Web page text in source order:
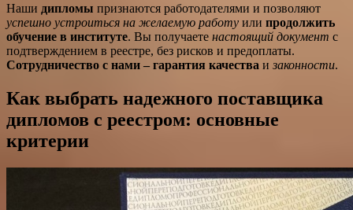
Наши дипломы признаются работодателями и позволяют
успешно устроиться на желаемую работу или продолжить
обучение в институте. Вы получаете настоящий документ с
подтверждением в реестре, без рисков и предоплаты.
Сотрудничество с нами – гарантия качества и законности.
Как выбрать надежного поставщика
дипломов с реестром: основные
критерии